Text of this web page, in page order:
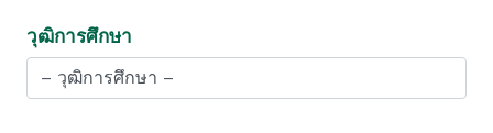
วุฒิการศึกษา